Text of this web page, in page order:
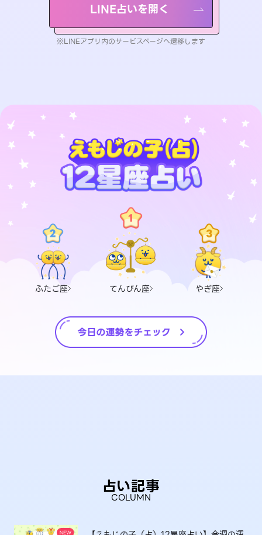
LINE占いを開く
※LINEアプリ内のサービスページへ遷移します
ふたご座 てんびん座 やぎ座
占い記事
COLUMN